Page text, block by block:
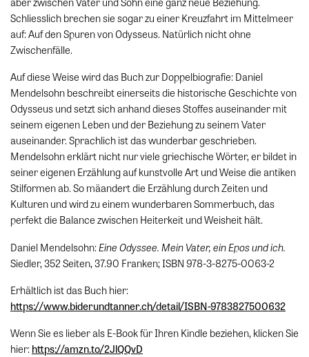
Schliesslich brechen sie sogar zu einer Kreuzfahrt im Mittelmeer
auf: Auf den Spuren von Odysseus. Natürlich nicht ohne
Zwischenfälle.
Auf diese Weise wird das Buch zur Doppelbiografie: Daniel
Mendelsohn beschreibt einerseits die historische Geschichte von
Odysseus und setzt sich anhand dieses Stoffes auseinander mit
seinem eigenen Leben und der Beziehung zu seinem Vater
auseinander. Sprachlich ist das wunderbar geschrieben.
Mendelsohn erklärt nicht nur viele griechische Wörter, er bildet in
seiner eigenen Erzählung auf kunstvolle Art und Weise die antiken
Stilformen ab. So mäandert die Erzählung durch Zeiten und
Kulturen und wird zu einem wunderbaren Sommerbuch, das
perfekt die Balance zwischen Heiterkeit und Weisheit hält.
Daniel Mendelsohn:Eine Odyssee. Mein Vater, ein Epos und ich.
Siedler, 352 Seiten, 37.90 Franken; ISBN 978-3-8275-0063-2
Erhältlich ist das Buch hier:
https://www.biderundtanner.ch/detail/ISBN-9783827500632
Wenn Sie es lieber als E-Book für Ihren Kindle beziehen, klicken Sie
hier: https://amzn.to/2JlQQvD